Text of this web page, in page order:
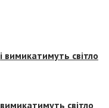
вимикатимуть світло
світло